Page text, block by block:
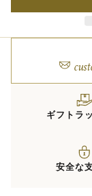
ギフトラ
安全な